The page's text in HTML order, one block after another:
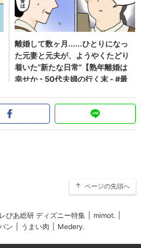
ページの先頭へ
ぴあ総研 ディズニー特集 mimot.
ン うまい肉 Medery.